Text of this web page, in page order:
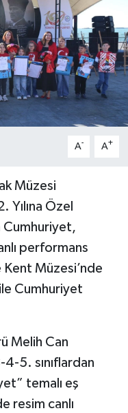
A- A+
Müzesi
Yılına Özel
Cumhuriyet,
performans
Müzesi’nde
Cumhuriyet
Melih Can
5. sınıflardan
temalı eş
resim canlı